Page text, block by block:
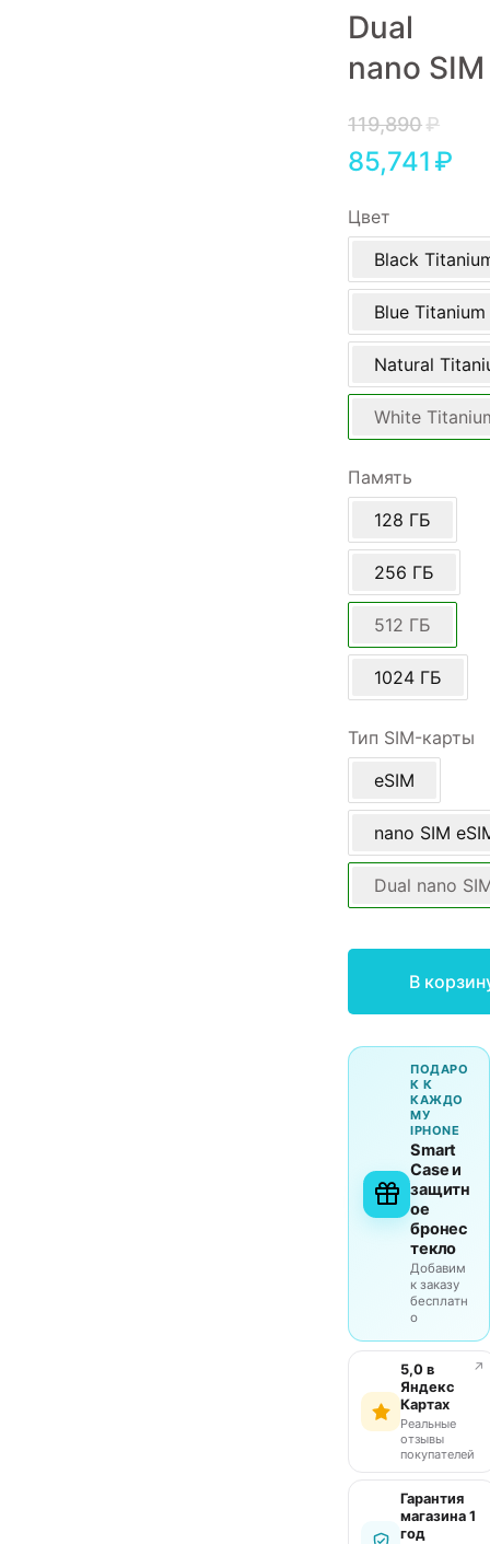
Dual
nano SIM
119,890₽
85,741 ₽
Цвет
Black
Blue Titanium
Natural
White
Память
128 ГБ
256 ГБ
512 ГБ
1024 ГБ
Тип SIM-карты
eSIM
nano SIM
Dual nano
В
ПОДАРО
К К
КАЖДО
МУ
IPHONE
Smart
Case и
защитн
ое
бронес
текло
Добавим
к заказу
бесплатн
о
5,0 в
Яндекс
Картах
Реальные
отзывы
покупателей
↗
Гарантия
магазина 1
год